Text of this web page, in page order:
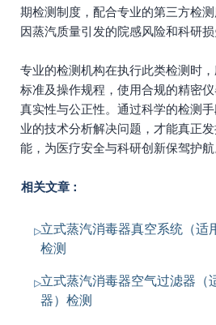
期检测制度，配合专业的第三方检
因蒸汽质量引发的院感风险和科研损
专业的检测机构在执行此类检测时
标准及操作规程，使用合规的精密
真实性与公正性。通过科学的检测
业的技术分析解决问题，才能真正
能，为医疗安全与科研创新保驾护航
相关文章：
立式蒸汽消毒器真空系统（适
检测
立式蒸汽消毒器空气过滤器（
器）检测